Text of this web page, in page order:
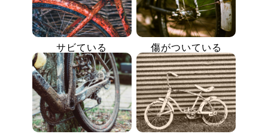
サビている 傷がついている